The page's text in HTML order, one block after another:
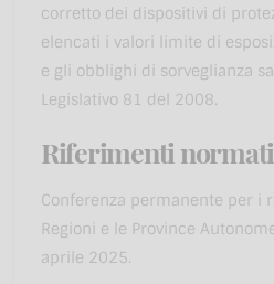
corretto dei dispositivi di
elencati i valori limite di
e gli obblighi di sorveglianza
Legislativo 81 del 2008.
Riferimenti
Conferenza permanente per i
Regioni e le Province
aprile 2025.